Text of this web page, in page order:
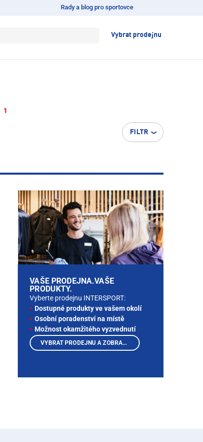
Rady a blog pro sportovce
Vybrat prodejnu
1
FILTR
VAŠE PRODEJNA.VAŠE
PRODUKTY.
Vyberte prodejnu INTERSPORT:
Dostupné produkty ve vašem okolí
Osobní poradenství na místě
Možnost okamžitého vyzvednutí
VYBRAT PRODEJNU A ZOBRAZIT PRODUKTY